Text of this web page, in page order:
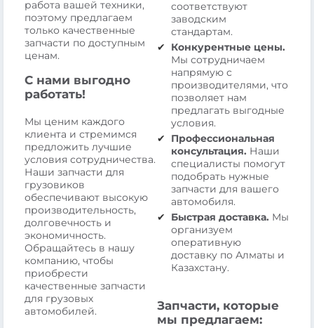
работа вашей техники,
поэтому предлагаем
только качественные
запчасти по доступным
ценам.
С нами выгодно
работать!
Мы ценим каждого
клиента и стремимся
предложить лучшие
условия сотрудничества.
Наши запчасти для
грузовиков
обеспечивают высокую
производительность,
долговечность и
экономичность.
Обращайтесь в нашу
компанию, чтобы
приобрести
качественные запчасти
для грузовых
автомобилей.
соответствуют
заводским
стандартам.
Конкурентные цены.
Мы сотрудничаем
напрямую с
производителями, что
позволяет нам
предлагать выгодные
условия.
Профессиональная
консультация. Наши
специалисты помогут
подобрать нужные
запчасти для вашего
автомобиля.
Быстрая доставка. Мы
организуем
оперативную
доставку по Алматы и
Казахстану.
Запчасти, которые
мы предлагаем: